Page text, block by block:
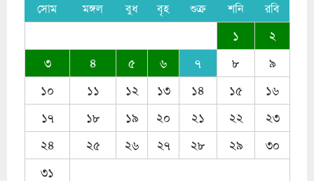
সোম মঙ্গল বুধ বৃহ শুক্র শনি রবি
১
২
৩
৪ ৫ ৬ ৭ ৮
৯
১০
১১ ১২ ১৩ ১৪ ১৫
১৬
১৭
১৮ ১৯ ২০ ২১ ২২
২৩
২৪
২৫ ২৬ ২৭ ২৮ ২৯
৩০
৩১